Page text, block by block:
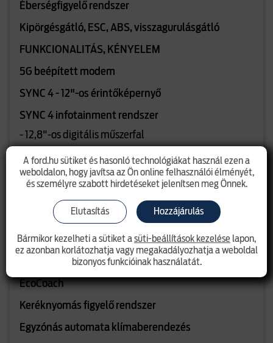
Éberségfigyelő rendszer
Kipörgésgátló, ESC, ABS, visszagurulásgátló
FUNKCIONALITÁS, KÉNYELEM
5G beépített modem
SYNC 4 - 12"-os érintőképernyő
SYNC 4 infotainment rendszer
- 12,8"-os digitális műszerfal
- Beépített navigáció
- Vezetéknélküli telefontükrözés
(Android Auto/Apple Car Play)
- 5G modem
- B&O audio rendszer 10 hangszóróval - 650 Watt
Választható vezetési módok
EcoCoach
Keréknyomás figyelő rendszer
Egyzónás automata klímaberendezés
A ford.hu sütiket és hasonló technológiákat használ ezen a
weboldalon, hogy javítsa az Ön online felhasználói élményét,
és személyre szabott hirdetéseket jelenítsen meg Önnek.
Elutasítás Hozzájárulás
Bármikor kezelheti a sütiket asüti-beállítások kezelése lapon,
ez azonban korlátozhatja vagy megakadályozhatja a weboldal
bizonyos funkcióinak használatát.